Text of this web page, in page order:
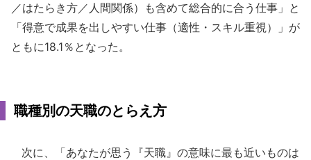
／はたらき方／人間関係）も含めて総合的に合う仕事」と
「得意で成果を出しやすい仕事（適性・スキル重視）」が
ともに18.1％となった。
職種別の天職のとらえ方
次に、「あなたが思う『天職』の意味に最も近いものは